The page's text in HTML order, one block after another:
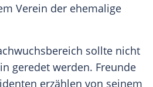
Verein der ehemalige
sollte nicht
geredet werden. Freunde
erzählen von seinem